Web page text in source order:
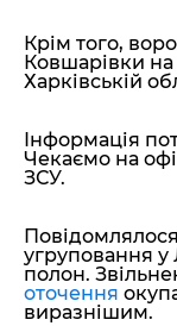
Крім того,
Ковшарівки на
Харківській
Інформація
Чекаємо на
ЗСУ.
угруповання у
полон.
оточення
виразнішим.